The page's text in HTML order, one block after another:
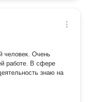
человек. Очень
работе. В сфере
знаю на